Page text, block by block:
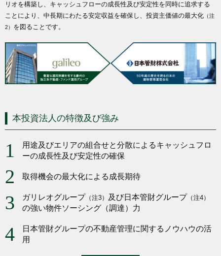
リオを構築し、キャッシュフローの成長性及び安定性を同時に追求する
ことにより、中長期にわたる安定収益を確保し、投資主価値の最大化 （注
2） を図ることです。
本投資法人の特徴及び強み
1
用途及びエリアの組合せと分散によるキャッシュフロ
ーの成長性及び安定性の確保
2 取得機会の最大化による成長期待
3 ガリレオグループ （注3） 及び日本管財グループ （注4）
の強い物件ソーシング（調達）力
4
日本管財グループの不動産管理に関するノウハウの活
用